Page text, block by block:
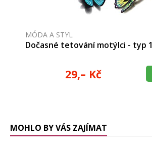
MÓDA A STYL
Dočasné tetování motýlci - typ 1
29,– Kč
MOHLO BY VÁS ZAJÍMAT